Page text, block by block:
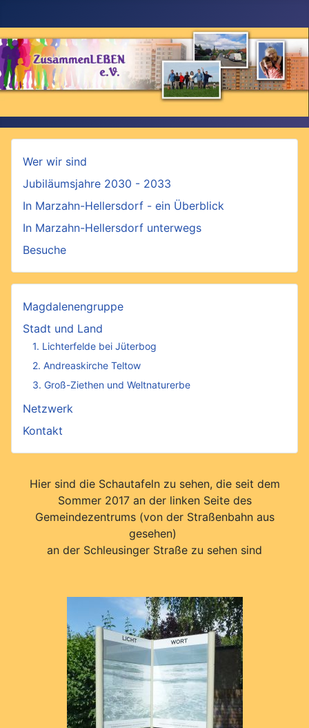
Wer wir sind
Jubiläumsjahre 2030 - 2033
In Marzahn-Hellersdorf - ein Überblick
In Marzahn-Hellersdorf unterwegs
Besuche
Magdalenengruppe
Stadt und Land
1. Lichterfelde bei Jüterbog
2. Andreaskirche Teltow
3. Groß-Ziethen und Weltnaturerbe
Netzwerk
Kontakt
Hier sind die Schautafeln zu sehen, die seit dem
Sommer 2017 an der linken Seite des
Gemeindezentrums (von der Straßenbahn aus
gesehen)
an der Schleusinger Straße zu sehen sind